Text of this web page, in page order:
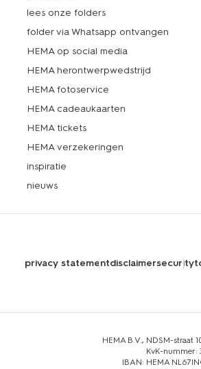
lees onze folders
folder via Whatsapp ontvangen
HEMA op social media
HEMA herontwerpwedstrijd
HEMA fotoservice
HEMA cadeaukaarten
HEMA tickets
HEMA verzekeringen
inspiratie
nieuws
privacy statementdisclaimersecurity
HEMA B.V., NDSM-straat
KvK-nummer:
IBAN: HEMA